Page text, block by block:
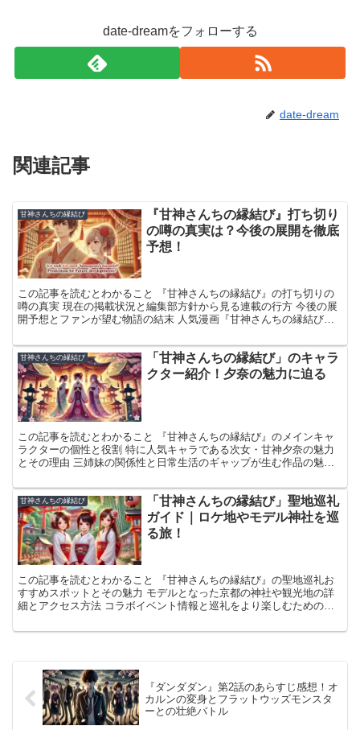
date-dreamをフォローする
date-dream
関連記事
甘神さんちの縁結び
『甘神さんちの縁結び』打ち切り
の噂の真実は？今後の展開を徹底
予想！
この記事を読むとわかること 『甘神さんちの縁結び』の打ち切りの
噂の真実 現在の掲載状況と編集部方針から見る連載の行方 今後の展
開予想とファンが望む物語の結末 人気漫画『甘神さんちの縁結び』
甘神さんちの縁結び
「甘神さんちの縁結び」のキャラ
クター紹介！夕奈の魅力に迫る
この記事を読むとわかること 『甘神さんちの縁結び』のメインキャ
ラクターの個性と役割 特に人気キャラである次女・甘神夕奈の魅力
とその理由 三姉妹の関係性と日常生活のギャップが生む作品の魅力
甘神さんちの縁結び
「甘神さんちの縁結び」聖地巡礼
ガイド｜ロケ地やモデル神社を巡
る旅！
この記事を読むとわかること 『甘神さんちの縁結び』の聖地巡礼お
すすめスポットとその魅力 モデルとなった京都の神社や観光地の詳
細とアクセス方法 コラボイベント情報と巡礼をより楽しむための注
『ダンダダン』第2話のあらすじ感想！オ
カルンの変身とフラットウッズモンスタ
ーとの壮絶バトル